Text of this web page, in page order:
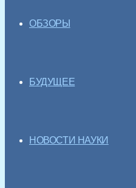
ОБЗОРЫ
БУДУЩЕЕ
НОВОСТИ НАУКИ